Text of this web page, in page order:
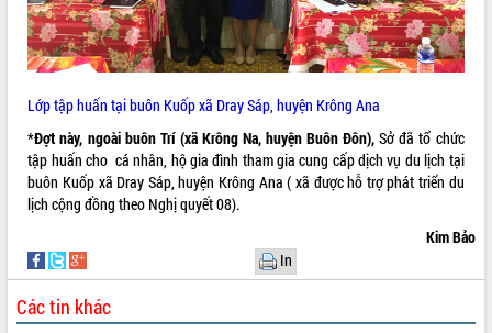
Lớp tập huấn tại buôn Kuốp xã Dray Sáp, huyện Krông Ana
*Đợt này, ngoài buôn Trí (xã Krông Na, huyện Buôn Đôn),Sở đã tổ chức
tập huấn cho cá nhân, hộ gia đình tham gia cung cấp dịch vụ du lịch tại
buôn Kuốp xã Dray Sáp, huyện Krông Ana ( xã được hỗ trợ phát triển du
lịch cộng đồng theo Nghị quyết 08).
Kim Bảo
In
Các tin khác